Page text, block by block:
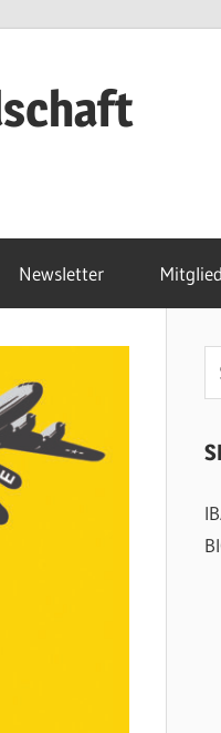
Newsletter